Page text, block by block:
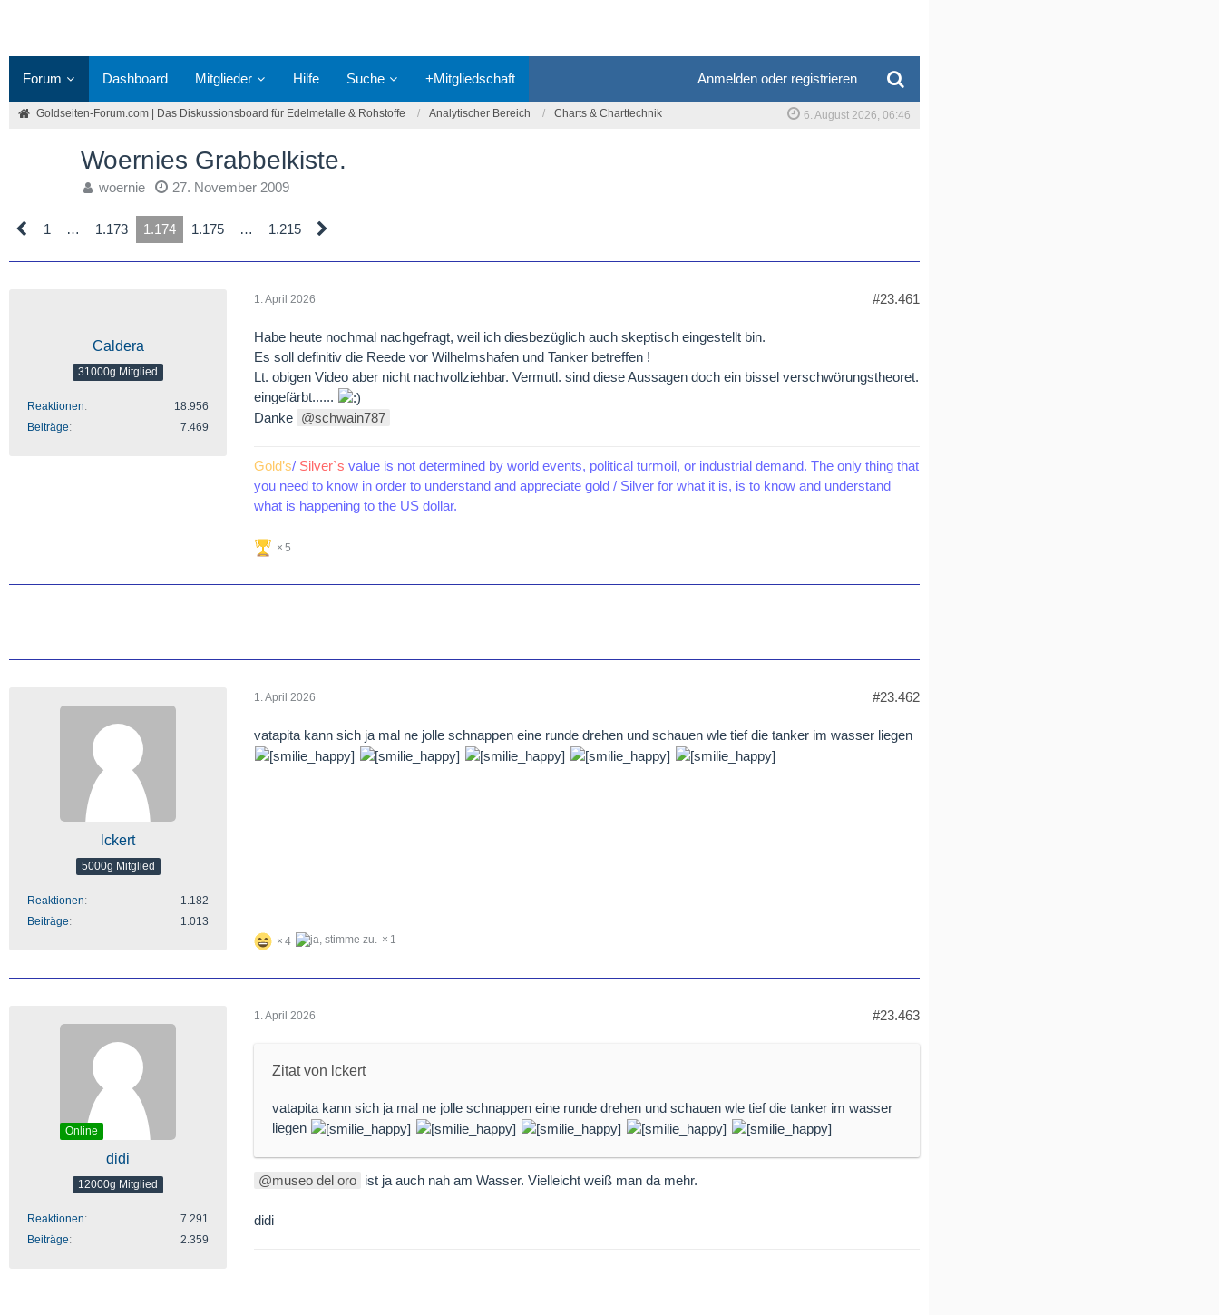
Forum Dashboard Mitglieder Hilfe Suche +Mitgliedschaft Anmelden oder registrieren
Goldseiten-Forum.com | Das Diskussionsboard für Edelmetalle & Rohstoffe Analytischer Bereich Charts & Charttechnik 6. August 2026, 06:46
Woernies Grabbelkiste.
woernie 27. November 2009
1 … 1.173 1.174 1.175 … 1.215
Caldera
31000g Mitglied
Reaktionen
18.956
Beiträge
7.469
1. April 2026 #23.461
Habe heute nochmal nachgefragt, weil ich diesbezüglich auch skeptisch eingestellt bin.
Es soll definitiv die Reede vor Wilhelmshafen und Tanker betreffen !
Lt. obigen Video aber nicht nachvollziehbar. Vermutl. sind diese Aussagen doch ein bissel verschwörungstheoret.
eingefärbt......
Danke
schwain787
Gold’s/ Silver`s value is not determined by world events, political turmoil, or industrial demand. The only thing that
you need to know in order to understand and appreciate gold / Silver for what it is, is to know and understand
what is happening to the US dollar.
5
lckert
5000g Mitglied
Reaktionen
1.182
Beiträge
1.013
1. April 2026 #23.462
vatapita kann sich ja mal ne jolle schnappen eine runde drehen und schauen wle tief die tanker im wasser liegen
4 1
Online
didi
12000g Mitglied
Reaktionen
7.291
Beiträge
2.359
1. April 2026 #23.463
Zitat von lckert
vatapita kann sich ja mal ne jolle schnappen eine runde drehen und schauen wle tief die tanker im wasser
liegen
museo del oro ist ja auch nah am Wasser. Vielleicht weiß man da mehr.
didi